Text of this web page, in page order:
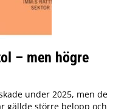
– men högre
under 2025, men de
gällde större belopp och